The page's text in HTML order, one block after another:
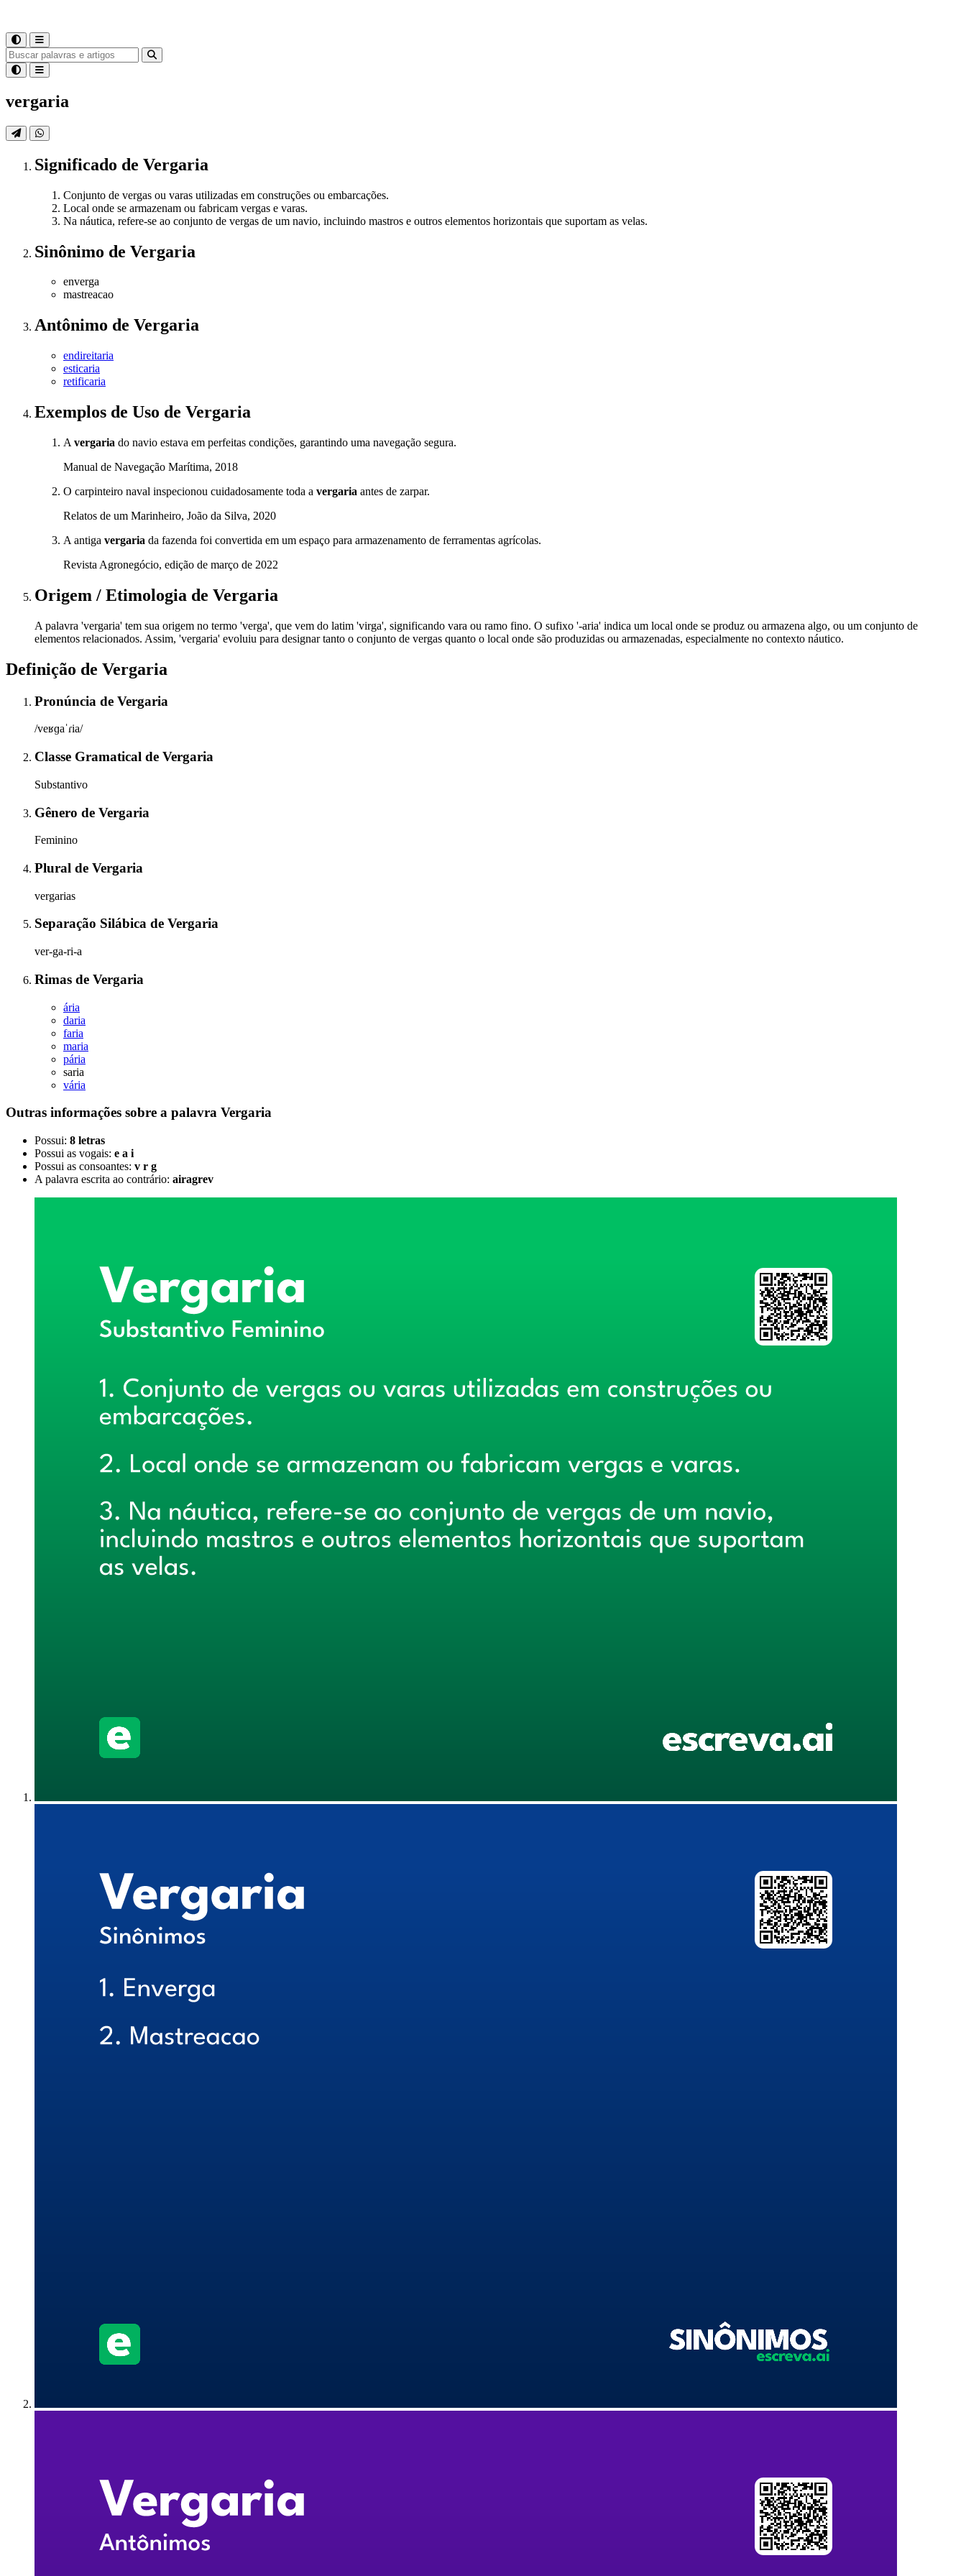
vergaria
Significado de Vergaria
Conjunto de vergas ou varas utilizadas em construções ou embarcações.
Local onde se armazenam ou fabricam vergas e varas.
Na náutica, refere-se ao conjunto de vergas de um navio, incluindo mastros e outros elementos horizontais que suportam as velas.
Sinônimo de Vergaria
enverga
mastreacao
Antônimo de Vergaria
endireitaria
esticaria
retificaria
Exemplos de Uso de Vergaria
A vergaria do navio estava em perfeitas condições, garantindo uma navegação segura.
Manual de Navegação Marítima, 2018
O carpinteiro naval inspecionou cuidadosamente toda a vergaria antes de zarpar.
Relatos de um Marinheiro, João da Silva, 2020
A antiga vergaria da fazenda foi convertida em um espaço para armazenamento de ferramentas agrícolas.
Revista Agronegócio, edição de março de 2022
Origem / Etimologia de Vergaria
A palavra 'vergaria' tem sua origem no termo 'verga', que vem do latim 'virga', significando vara ou ramo fino. O sufixo '-aria' indica um local onde se produz ou armazena algo, ou um conjunto de
elementos relacionados. Assim, 'vergaria' evoluiu para designar tanto o conjunto de vergas quanto o local onde são produzidas ou armazenadas, especialmente no contexto náutico.
Definição de Vergaria
Pronúncia de Vergaria
/veʁɡaˈɾia/
Classe Gramatical de Vergaria
Substantivo
Gênero de Vergaria
Feminino
Plural de Vergaria
vergarias
Separação Silábica de Vergaria
ver-ga-ri-a
Rimas de Vergaria
ária
daria
faria
maria
pária
saria
vária
Outras informações sobre a palavra Vergaria
Possui: 8 letras
Possui as vogais: e a i
Possui as consoantes: v r g
A palavra escrita ao contrário: airagrev